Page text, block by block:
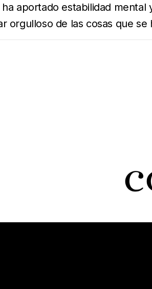
ha aportado estabilidad
orgulloso de las cosas que se